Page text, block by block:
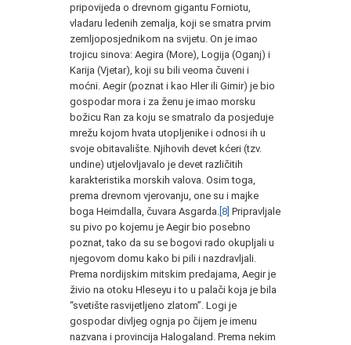
pripovijeda o drevnom gigantu Forniotu,
vladaru ledenih zemalja, koji se smatra prvim
zemljoposjednikom na svijetu. On je imao
trojicu sinova: Aegira (More), Logija (Oganj) i
Karija (Vjetar), koji su bili veoma čuveni i
moćni. Aegir (poznat i kao Hler ili Gimir) je bio
gospodar mora i za ženu je imao morsku
božicu Ran za koju se smatralo da posjeduje
mrežu kojom hvata utopljenike i odnosi ih u
svoje obitavalište. Njihovih devet kćeri (tzv.
undine) utjelovljavalo je devet različitih
karakteristika morskih valova. Osim toga,
prema drevnom vjerovanju, one su i majke
boga Heimdalla, čuvara Asgarda. [8] Pripravljale
su pivo po kojemu je Aegir bio posebno
poznat, tako da su se bogovi rado okupljali u
njegovom domu kako bi pili i nazdravljali.
Prema nordijskim mitskim predajama, Aegir je
živio na otoku Hleseyu i to u palači koja je bila
“svetište rasvijetljeno zlatom”. Logi je
gospodar divljeg ognja po čijem je imenu
nazvana i provincija Halogaland. Prema nekim